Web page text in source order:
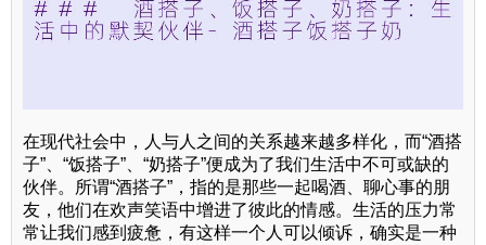
在现代社会中，人与人之间的关系越来越多样化，而“酒搭
子”、“饭搭子”、“奶搭子”便成为了我们生活中不可或缺的
伙伴。所谓“酒搭子”，指的是那些一起喝酒、聊心事的朋
友，他们在欢声笑语中增进了彼此的情感。生活的压力常
常让我们感到疲惫，有这样一个人可以倾诉，确实是一种